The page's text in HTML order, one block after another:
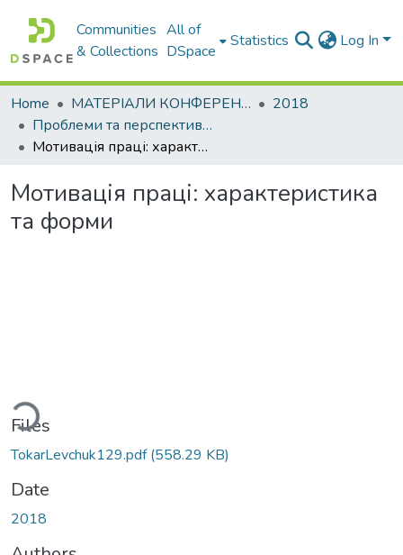
Communities
& Collections
All of
DSpace
Statistics Log In
Home МАТЕРІАЛИ КОНФЕРЕНЦІЙ
2018
Проблеми та перспективи розвитку підприємництва
Мотивація праці: характеристика та форми
Мотивація праці: характеристика
та форми
Files
TokarLevchuk129.pdf(558.29 KB)
Date
2018